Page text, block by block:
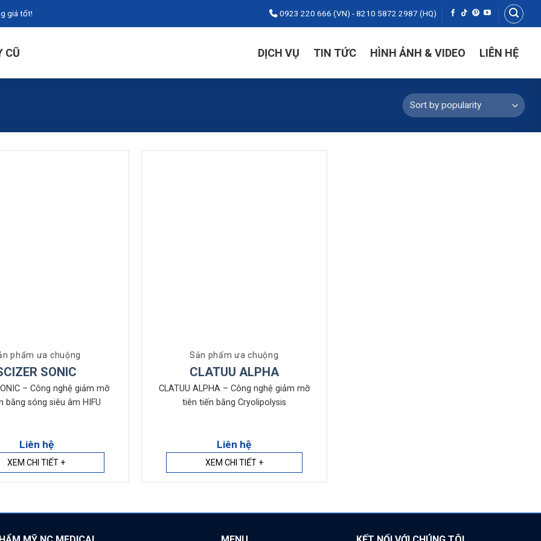
giá tốt! 0923 220 666 (VN) - 8210 5872 2987 (HQ)
CŨ DỊCH VỤ TIN TỨC HÌNH ẢNH & VIDEO LIÊN HỆ
phẩm ưa chuộng
SONIC
– Công nghệ giảm mỡ
bằng sóng siêu âm HIFU
Liên hệ
XEM CHI TIẾT +
Sản phẩm ưa chuộng
CLATUU ALPHA
CLATUU ALPHA – Công nghệ giảm mỡ
tiên tiến bằng Cryolipolysis
Liên hệ
XEM CHI TIẾT +